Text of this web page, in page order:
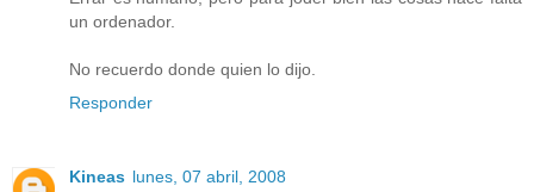
un ordenador.
No recuerdo donde quien lo dijo.
Responder
Kineas lunes, 07 abril, 2008